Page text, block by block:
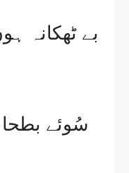
بے ٹھکانہ
سُوئے بطحا